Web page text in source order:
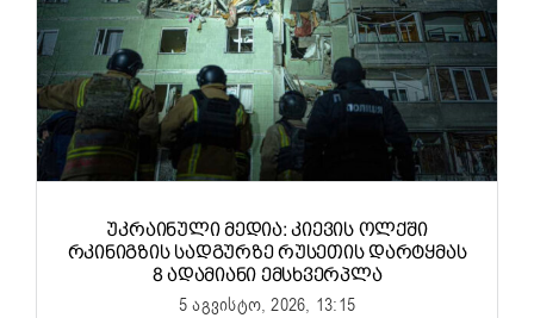
ᲣᲙᲠᲐᲘᲜᲣᲚᲘ ᲛᲔᲓᲘᲐ: ᲙᲘᲔᲕᲘᲡ ᲝᲚᲥᲨᲘ
ᲠᲙᲘᲜᲘᲒᲖᲘᲡ ᲡᲐᲓᲒᲣᲠᲖᲔ ᲠᲣᲡᲔᲗᲘᲡ ᲓᲐᲠᲢᲧᲛᲐᲡ
8 ᲐᲓᲐᲛᲘᲐᲜᲘ ᲔᲛᲡᲮᲕᲔᲠᲞᲚᲐ
5 აგვისტო, 2026, 13:15